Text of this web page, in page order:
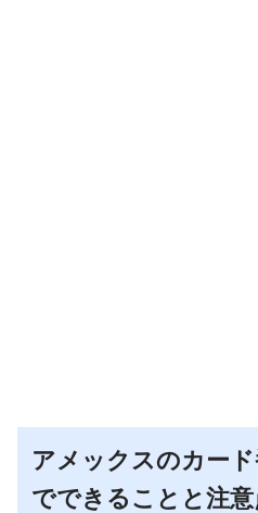
アメックスのカー
でできることと注意